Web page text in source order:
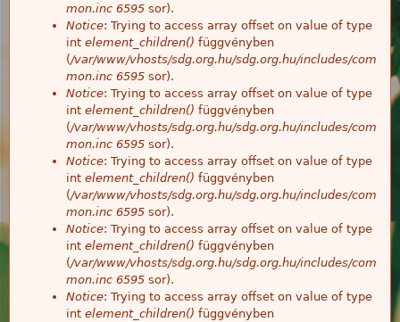
mon.inc 6595 sor).
Notice: Trying to access array offset on value of type
int element_children() függvényben
(/var/www/vhosts/sdg.org.hu/sdg.org.hu/includes/com
mon.inc 6595 sor).
Notice: Trying to access array offset on value of type
int element_children() függvényben
(/var/www/vhosts/sdg.org.hu/sdg.org.hu/includes/com
mon.inc 6595 sor).
Notice: Trying to access array offset on value of type
int element_children() függvényben
(/var/www/vhosts/sdg.org.hu/sdg.org.hu/includes/com
mon.inc 6595 sor).
Notice: Trying to access array offset on value of type
int element_children() függvényben
(/var/www/vhosts/sdg.org.hu/sdg.org.hu/includes/com
mon.inc 6595 sor).
Notice: Trying to access array offset on value of type
int element_children() függvényben